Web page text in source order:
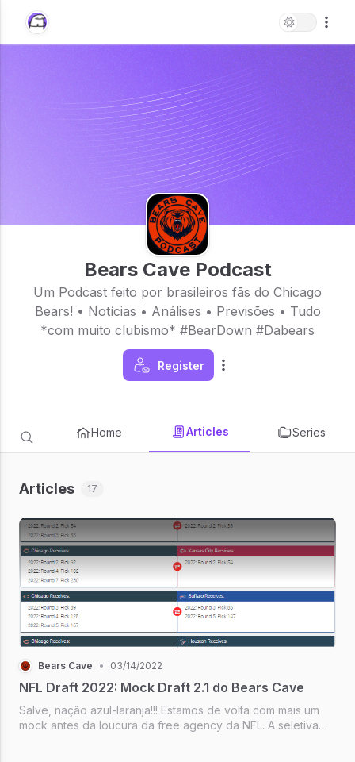
Bears Cave Podcast
Um Podcast feito por brasileiros fãs do Chicago
Bears! • Notícias • Análises • Previsões • Tudo
*com muito clubismo* #BearDown #Dabears
Register
Home Articles Series
Articles 17
Bears Cave • 03/14/2022
NFL Draft 2022: Mock Draft 2.1 do Bears Cave
Salve, nação azul-laranja!!! Estamos de volta com mais um
mock antes da loucura da free agency da NFL. A seletiva